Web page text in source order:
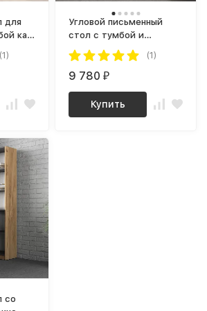
для
как
(1)
Угловой письменный
стол с тумбой и
ящиками ЛОФТ СП-16
СИТИ ЛДСП графит /
дуб крафт золотой
(1)
9 780₽
Купить
со